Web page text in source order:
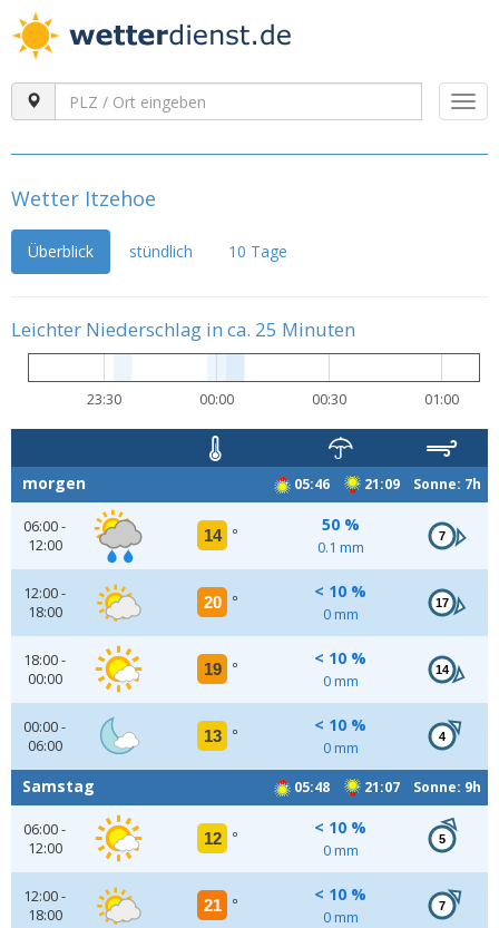
Wetter Itzehoe
Überblick stündlich 10 Tage
Leichter Niederschlag in ca. 25 Minuten
23:30 00:00 00:30 01:00
05:46 21:09 Sonne: 7h
morgen
06:00 -
12:00
14 °
50 %
0.1 mm
7
12:00 -
18:00
20 °
< 10 %
0 mm
17
18:00 -
00:00
19 °
< 10 %
0 mm
14
00:00 -
06:00
13 °
< 10 %
0 mm
4
05:48 21:07 Sonne: 9h
Samstag
06:00 -
12:00
12 °
< 10 %
0 mm
5
12:00 -
18:00
21 °
< 10 %
0 mm
7